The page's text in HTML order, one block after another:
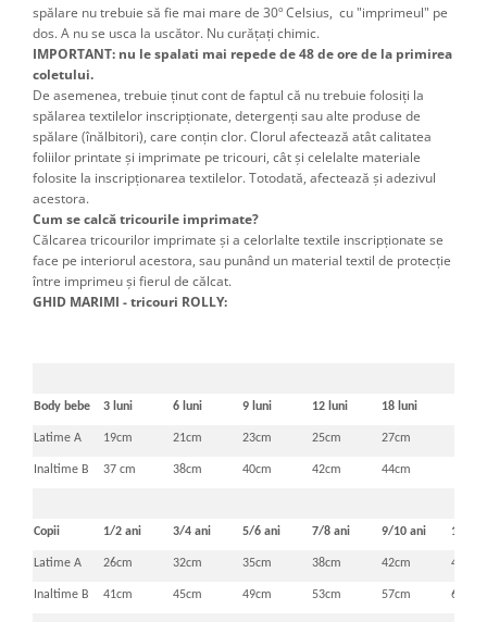
spălare nu trebuie să fie mai mare de 30º Celsius, cu "imprimeul" pe
dos. A nu se usca la uscător. Nu curățați chimic.
IMPORTANT: nu le spalati mai repede de 48 de ore de la primirea
coletului.
De asemenea, trebuie ţinut cont de faptul că nu trebuie folosiţi la
spălarea textilelor inscripţionate, detergenţi sau alte produse de
spălare (înălbitori), care conţin clor. Clorul afectează atât calitatea
foliilor printate şi imprimate pe tricouri, cât şi celelalte materiale
folosite la inscripţionarea textilelor. Totodată, afectează şi adezivul
acestora.
Cum se calcă tricourile imprimate?
Călcarea tricourilor imprimate şi a celorlalte textile inscripţionate se
face pe interiorul acestora, sau punând un material textil de protecţie
între imprimeu şi fierul de călcat.
GHID MARIMI - tricouri ROLLY:
Body bebe 3 luni 6 luni 9 luni 12 luni 18 luni
Latime A 19cm 21cm 23cm 25cm 27cm
Inaltime B 37 cm 38cm 40cm 42cm 44cm
Copii 1/2 ani 3/4 ani 5/6 ani 7/8 ani 9/10 ani 11/12
Latime A 26cm 32cm 35cm 38cm 42cm 46cm
Inaltime B 41cm 45cm 49cm 53cm 57cm 61cm